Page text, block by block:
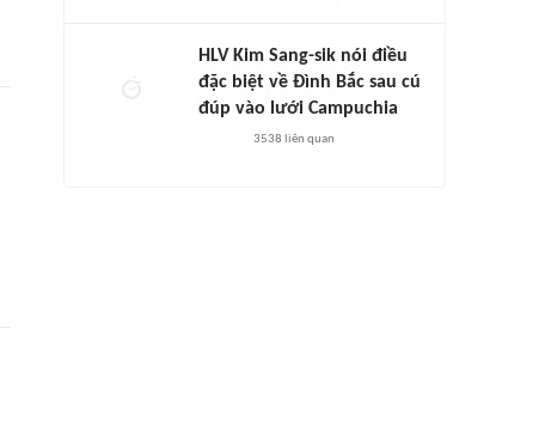
HLV Kim Sang-sik nói điều
đặc biệt về Đình Bắc sau cú
đúp vào lưới Campuchia
3538 liên quan